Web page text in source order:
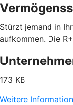
Stürzt jemand in
aufkommen. Die
173 KB
Weitere